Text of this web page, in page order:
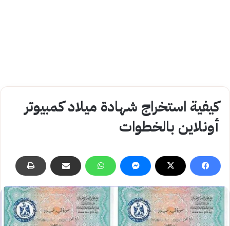
كيفية استخراج شهادة ميلاد كمبيوتر
أونلاين بالخطوات